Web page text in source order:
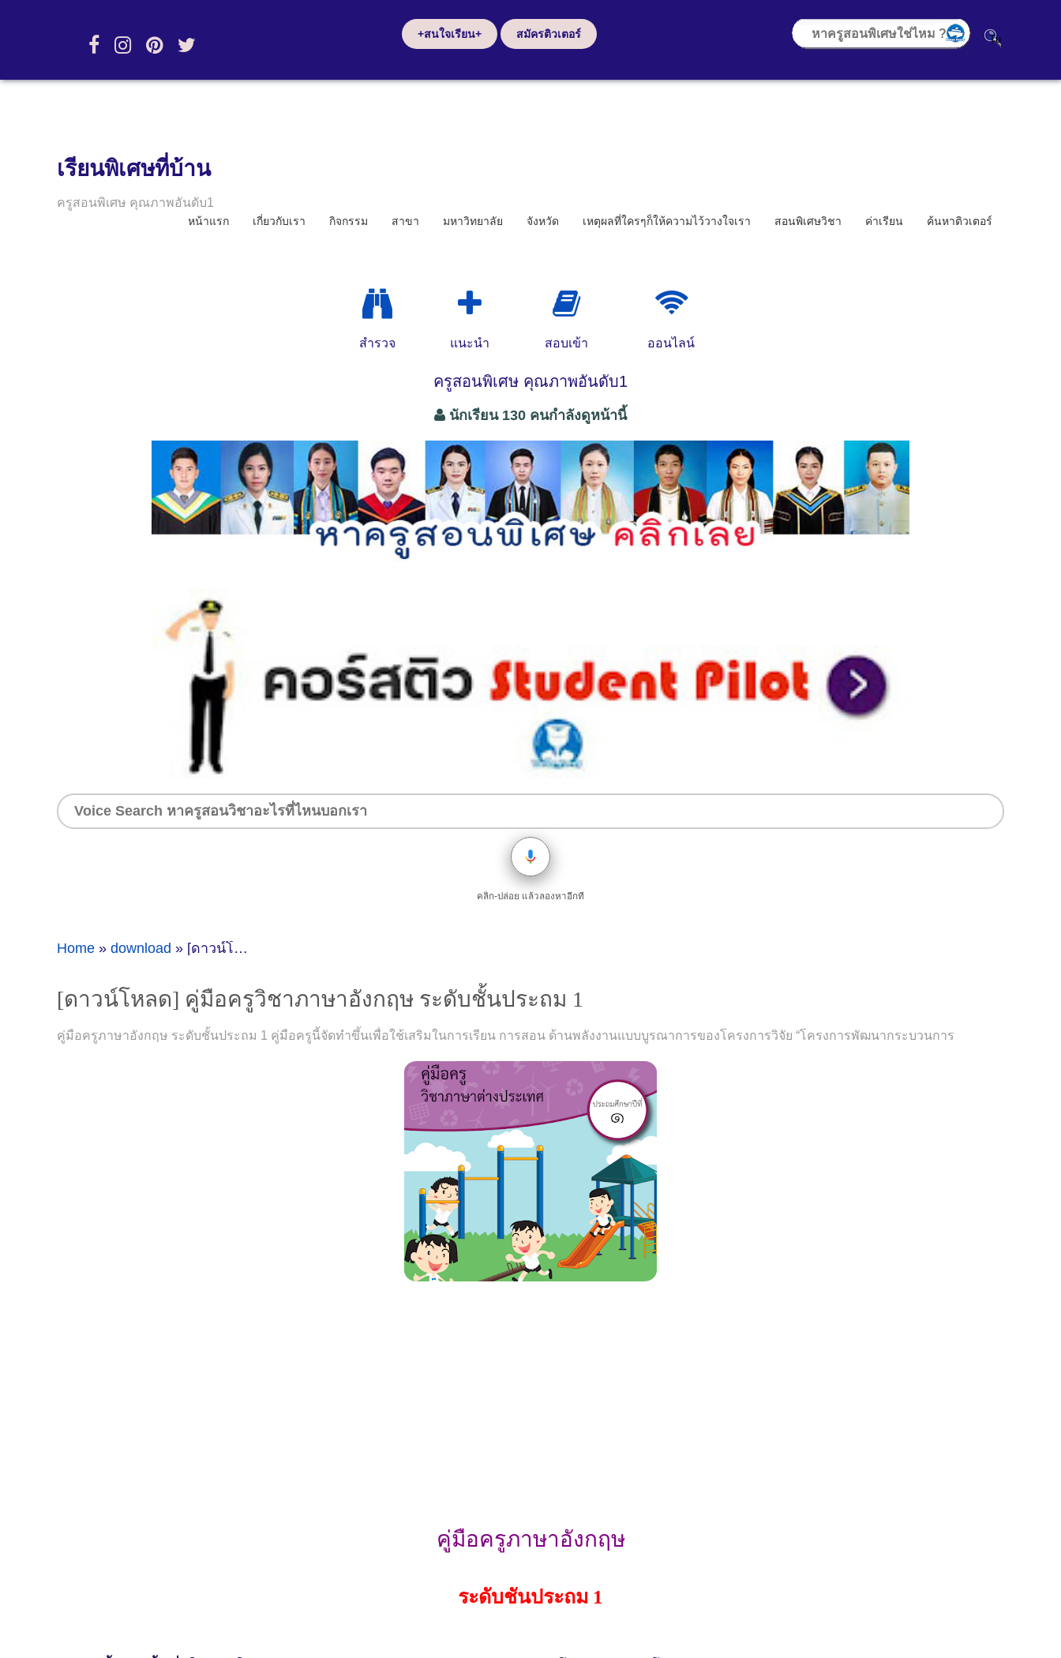
+สนใจเรียน+ สมัครติวเตอร์
เรียนพิเศษที่บ้าน
ครูสอนพิเศษ คุณภาพอันดับ1
หน้าแรก เกี่ยวกับเรา กิจกรรม สาขา มหาวิทยาลัย จังหวัด เหตุผลที่ใครๆก็ให้ความไว้วางใจเรา สอนพิเศษวิชา ค่าเรียน ค้นหาติวเตอร์
สำรวจ แนะนำ สอบเข้า ออนไลน์
ครูสอนพิเศษ คุณภาพอันดับ1
นักเรียน 130 คนกำลังดูหน้านี้
คลิก-ปล่อย แล้วลองหาอีกที
Home » download » [ดาวน์โหลด] คู่มือครูวิชาภาษาอังกฤษ ระดับชั้นประถม 1
[ดาวน์โหลด] คู่มือครูวิชาภาษาอังกฤษ ระดับชั้นประถม 1
คู่มือครูภาษาอังกฤษ ระดับชั้นประถม 1 คู่มือครูนี้จัดทําขึ้นเพื่อใช้เสริมในการเรียน การสอน ด้านพลังงานแบบบูรณาการของโครงการวิจัย “โครงการพัฒนากระบวนการ
คู่มือครูภาษาอังกฤษ
ระดับชั้นประถม 1